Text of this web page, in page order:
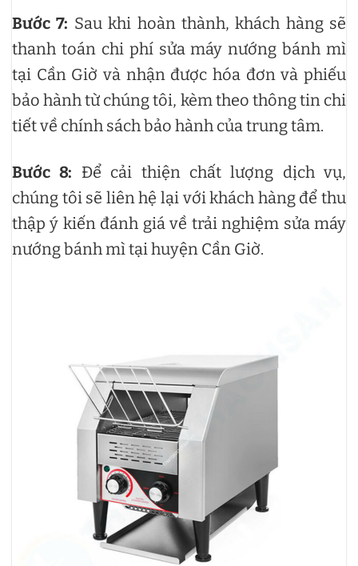
Bước 7: Sau khi hoàn thành, khách hàng sẽ
thanh toán chi phí sửa máy nướng bánh mì
tại Cần Giờ và nhận được hóa đơn và phiếu
bảo hành từ chúng tôi, kèm theo thông tin chi
tiết về chính sách bảo hành của trung tâm.
Bước 8: Để cải thiện chất lượng dịch vụ,
chúng tôi sẽ liên hệ lại với khách hàng để thu
thập ý kiến đánh giá về trải nghiệm sửa máy
nướng bánh mì tại huyện Cần Giờ.